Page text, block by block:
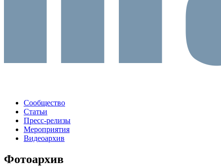
Сообщество
Статьи
Пресс-релизы
Мероприятия
Видеоархив
Фотоархив